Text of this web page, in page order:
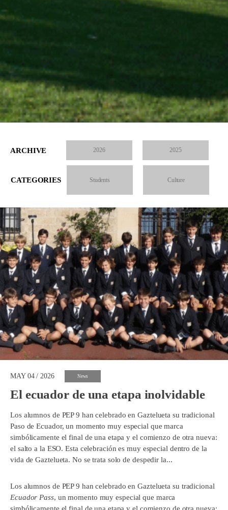
ARCHIVE 2026 2025
CATEGORIES Students Culture
MAY 04 / 2026 News
El ecuador de una etapa inolvidable
Los alumnos de PEP 9 han celebrado en Gaztelueta su tradicional
Paso de Ecuador, un momento muy especial que marca
simbólicamente el final de una etapa y el comienzo de otra nueva:
el salto a la ESO. Esta celebración es muy especial dentro de la
vida de Gaztelueta. No se trata solo de despedir la...
Los alumnos de PEP 9 han celebrado en Gaztelueta su tradicional
Ecuador Pass, un momento muy especial que marca